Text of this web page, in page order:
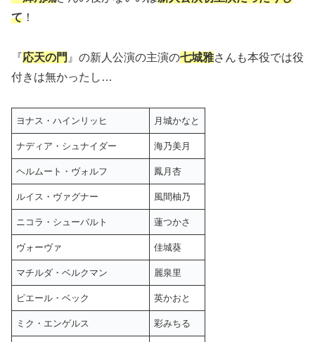
て ！
『応天の門 』の新人公演の主演の七城雅さんも本役では役
付きは無かったし…
ヨナス・ハインリッヒ 月城かなと
ナディア・シュナイダー 海乃美月
ヘルムート・ヴォルフ 鳳月杏
ルイス・ヴァグナー 風間柚乃
ニコラ・シューバルト 蓮つかさ
ヴォーヴァ 佳城葵
マチルダ・ベルクマン 麗泉里
ピエール・ベック 英かおと
ミク・エンゲルス 彩みちる